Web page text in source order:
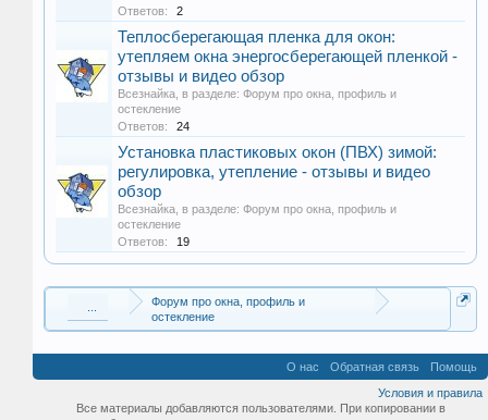
Ответов:
2
Теплосберегающая пленка для окон:
утепляем окна энергосберегающей пленкой -
отзывы и видео обзор
Всезнайка , в разделе: Форум про окна, профиль и
остекление
Ответов:
24
Установка пластиковых окон (ПВХ) зимой:
регулировка, утепление - отзывы и видео
обзор
Всезнайка , в разделе: Форум про окна, профиль и
остекление
Ответов:
19
Форум про окна, профиль и
остекление
О нас Обратная связь
Помощь
Условия и правила
Все материалы добавляются пользователями. При копировании в